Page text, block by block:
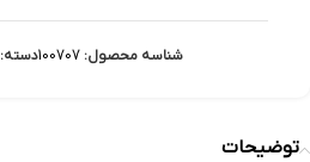
شناسه محصول: 100707دسته:
توضیحات